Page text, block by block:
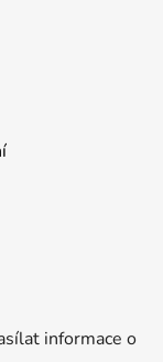
informace o